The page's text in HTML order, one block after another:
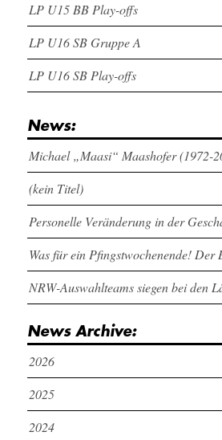
LP U15 BB Play-offs
LP U16 SB Gruppe A
LP U16 SB Play-offs
News:
Michael „Maasi“ Maashofer (1972-
(kein Titel)
Personelle Veränderung in der
News Archive:
2026
2025
2024